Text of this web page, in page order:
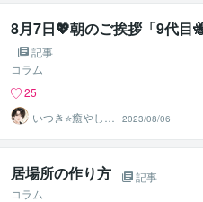
8月7日💖朝のご挨拶「9代
記事
コラム
25
いつき⭐️癒やし声
のお話相手
2023/08/06
居場所の作り方
記事
コラム